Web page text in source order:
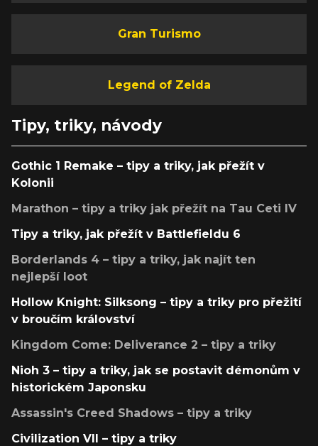
Gran Turismo
Legend of Zelda
Tipy, triky, návody
Gothic 1 Remake – tipy a triky, jak přežít v
Kolonii
Marathon – tipy a triky jak přežít na Tau Ceti IV
Tipy a triky, jak přežít v Battlefieldu 6
Borderlands 4 – tipy a triky, jak najít ten
nejlepší loot
Hollow Knight: Silksong – tipy a triky pro přežití
v broučím království
Kingdom Come: Deliverance 2 – tipy a triky
Nioh 3 – tipy a triky, jak se postavit démonům v
historickém Japonsku
Assassin's Creed Shadows – tipy a triky
Civilization VII – tipy a triky